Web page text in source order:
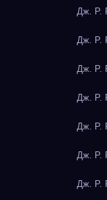
Дж. Р.
Дж. Р.
Дж. Р.
Дж. Р.
Дж. Р.
Дж. Р.
Дж. Р.